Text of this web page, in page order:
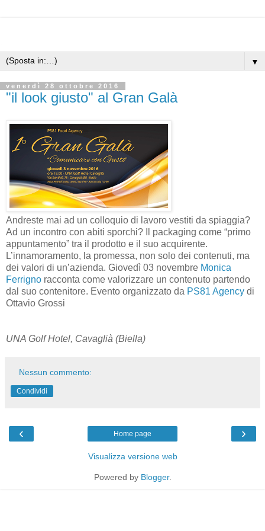
▼
venerdì 28 ottobre 2016
"il look giusto" al Gran Galà
Andreste mai ad un colloquio di lavoro vestiti da spiaggia?
Ad un incontro con abiti sporchi? Il packaging come “primo
appuntamento” tra il prodotto e il suo acquirente.
L’innamoramento, la promessa, non solo dei contenuti, ma
dei valori di un’azienda. Giovedì 03 novembre Monica
Ferrigno racconta come valorizzare un contenuto partendo
dal suo contenitore. Evento organizzato da PS81 Agency di
Ottavio Grossi
UNA Golf Hotel, Cavaglià (Biella)
Nessun commento:
Condividi
‹ ›
Home page
Visualizza versione web
Powered by Blogger.